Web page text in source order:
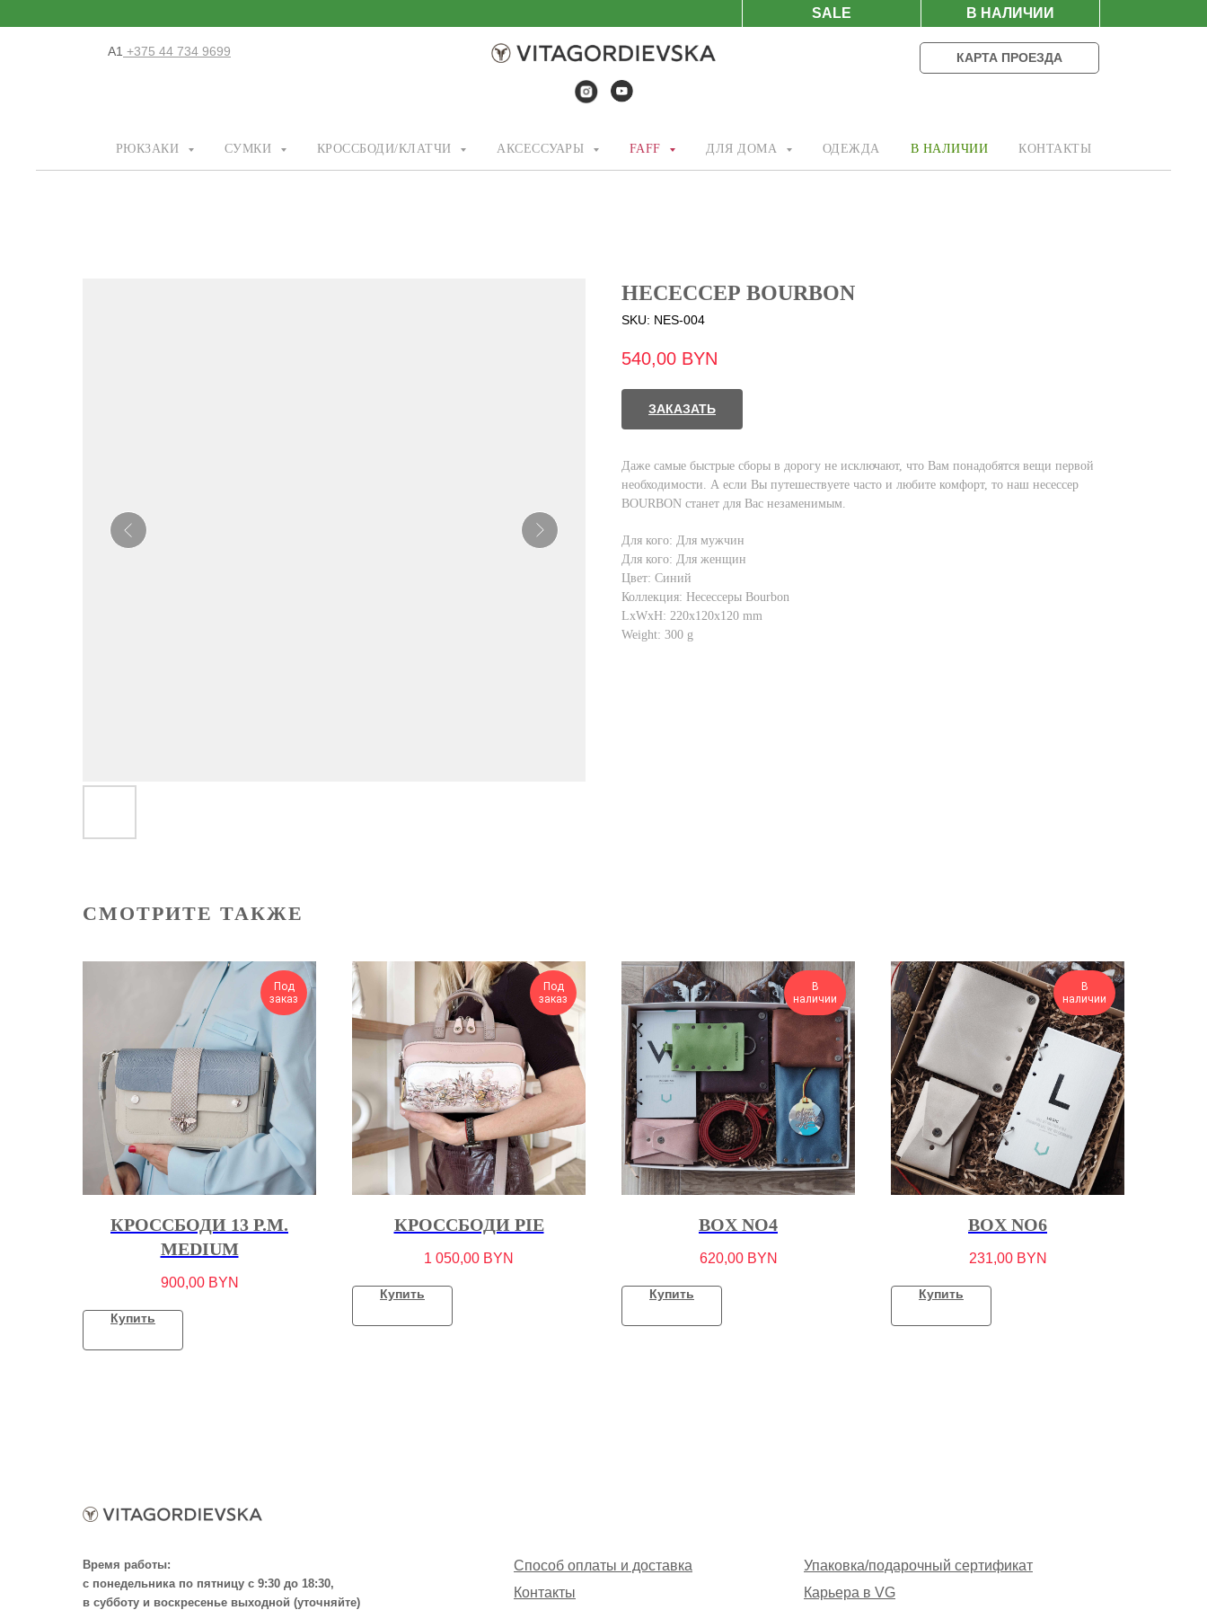
В НАЛИЧИИ
SALE
А1 +375 44 734 9699 КАРТА ПРОЕЗДА
РЮКЗАКИ СУМКИ КРОССБОДИ/КЛАТЧИ АКСЕССУАРЫ FAFF ДЛЯ ДОМА ОДЕЖДА В НАЛИЧИИ КОНТАКТЫ
НЕСЕССЕР BOURBON
SKU: NES-004
540,00 BYN
ЗАКАЗАТЬ
Даже самые быстрые сборы в дорогу не исключают, что Вам понадобятся вещи первой
необходимости. А если Вы путешествуете часто и любите комфорт, то наш несессер
BOURBON станет для Вас незаменимым.
Для кого: Для мужчин
Для кого: Для женщин
Цвет: Синий
Коллекция: Несессеры Bourbon
LxWxH: 220x120x120 mm
Weight: 300 g
СМОТРИТЕ ТАКЖЕ
Под
заказ
КРОССБОДИ 13 P.M.
MEDIUM
900,00 BYN
Купить
Под
заказ
КРОССБОДИ PIE
1 050,00 BYN
Купить
В
наличии
BOX NO4
620,00 BYN
Купить
В
наличии
BOX NO6
231,00 BYN
Купить
Время работы:
с понедельника по пятницу с 9:30 до 18:30,
в субботу и воскресенье выходной (уточняйте)
Способ оплаты и доставка
Контакты
Упаковка/подарочный сертификат
Карьера в VG